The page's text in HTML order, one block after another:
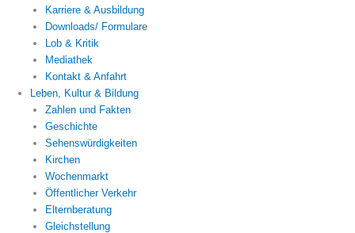
Karriere & Ausbildung
Downloads/ Formulare
Lob & Kritik
Mediathek
Kontakt & Anfahrt
Leben, Kultur & Bildung
Zahlen und Fakten
Geschichte
Sehenswürdigkeiten
Kirchen
Wochenmarkt
Öffentlicher Verkehr
Elternberatung
Gleichstellung